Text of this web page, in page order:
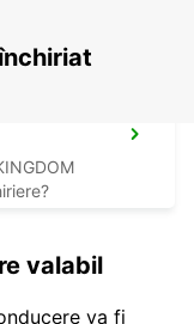
valabil
va fi